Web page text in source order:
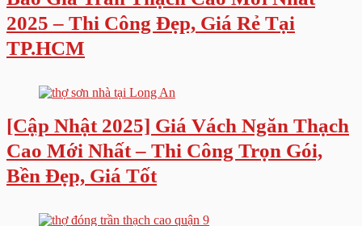
2025 – Thi Công Đẹp, Giá Rẻ Tại
TP.HCM
[Cập Nhật 2025] Giá Vách Ngăn Thạch
Cao Mới Nhất – Thi Công Trọn Gói,
Bền Đẹp, Giá Tốt